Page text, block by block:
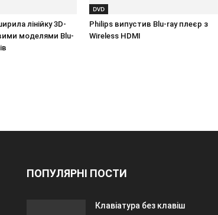
лінійку 3D-
моделями Blu-
DVD
Philips випустив Blu-ray плеєр з
Wireless HDMI
ПОПУЛЯРНІ ПОСТИ
Клавіатура без клавіш